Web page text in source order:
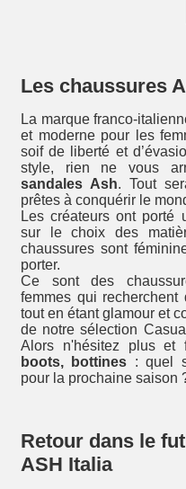
Les chaussures
La marque franco-
et moderne pour les
soif de liberté et
style, rien ne vous
sandales Ash. Tout
prêtes à conquérir le
Les créateurs ont porté
sur le choix des
chaussures sont
porter.
Ce sont des
femmes qui
tout en étant glamour et
de notre sélection
Alors n'hésitez plus et
boots, bottines : quel
pour la prochaine saison
Retour dans le
ASH Italia